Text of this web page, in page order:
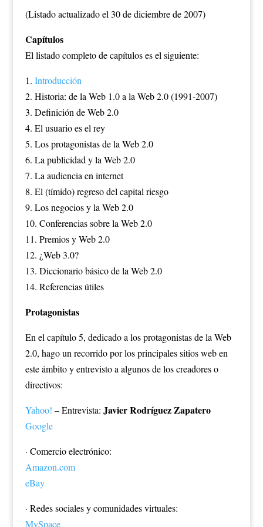
(Listado actualizado el 30 de diciembre de 2007)
Capítulos
El listado completo de capítulos es el siguiente:
1. Introducción
2. Historia: de la Web 1.0 a la Web 2.0 (1991-2007)
3. Definición de Web 2.0
4. El usuario es el rey
5. Los protagonistas de la Web 2.0
6. La publicidad y la Web 2.0
7. La audiencia en internet
8. El (tímido) regreso del capital riesgo
9. Los negocios y la Web 2.0
10. Conferencias sobre la Web 2.0
11. Premios y Web 2.0
12. ¿Web 3.0?
13. Diccionario básico de la Web 2.0
14. Referencias útiles
Protagonistas
En el capítulo 5, dedicado a los protagonistas de la Web
2.0, hago un recorrido por los principales sitios web en
este ámbito y entrevisto a algunos de los creadores o
directivos:
Yahoo! – Entrevista: Javier Rodríguez Zapatero
Google
· Comercio electrónico:
Amazon.com
eBay
· Redes sociales y comunidades virtuales:
MySpace